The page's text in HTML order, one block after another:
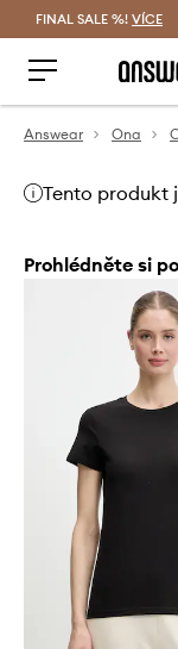
FINAL SALE %! VÍCE
Answear Ona
Tento produkt
Prohlédněte si